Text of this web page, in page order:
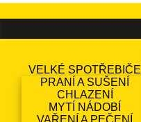
VELKÉ SPOTŘEBIČE
PRANÍ A SUŠENÍ
CHLAZENÍ
MYTÍ NÁDOBÍ